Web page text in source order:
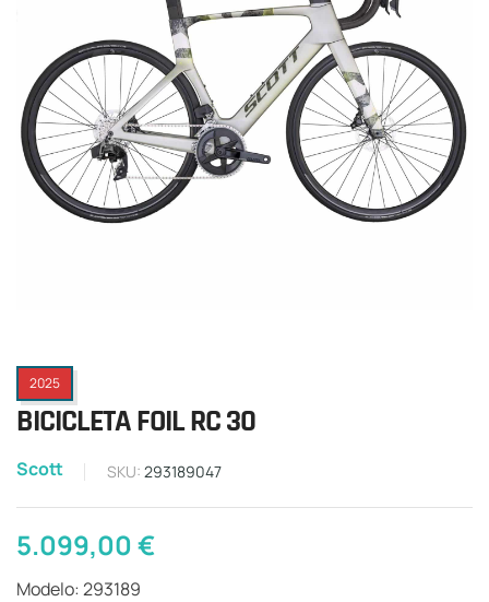
2025
BICICLETA FOIL RC 30
Scott SKU: 293189047
5.099,00€
Modelo: 293189